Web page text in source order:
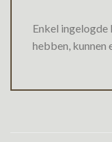
Enkel
hebben, kunnen